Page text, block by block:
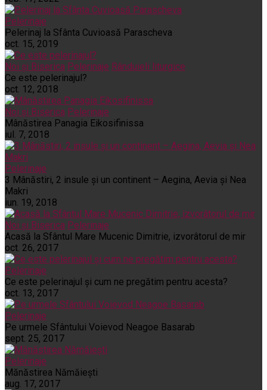
Pelerinaje
Pelerinaj la Sfânta Cuvioasă Parascheva
oct. 15, 2019
Noi și Biserica Pelerinaje Rânduieli liturgice
Ce este pelerinajul?
oct. 12, 2018
Noi și Biserica Pelerinaje
Mânăstirea Panagia Eikosifinissa
iul. 7, 2018
Pelerinaje
3 Mânăstiri, 2 insule și un continent – Aegina, Aevia și Nea
Makri
iun. 19, 2018
Noi și Biserica Pelerinaje
Acasă la Sfântul Mare Mucenic Dimitrie, izvorâtorul de mir
oct. 26, 2017
Pelerinaje
Ce este pelerinajul şi cum ne pregătim pentru acesta?
oct. 13, 2017
Pelerinaje
Pe urmele Sfântului Voievod Neagoe Basarab
sept. 25, 2017
Pelerinaje
Mănăstirea Nămăiești
aug. 17, 2017